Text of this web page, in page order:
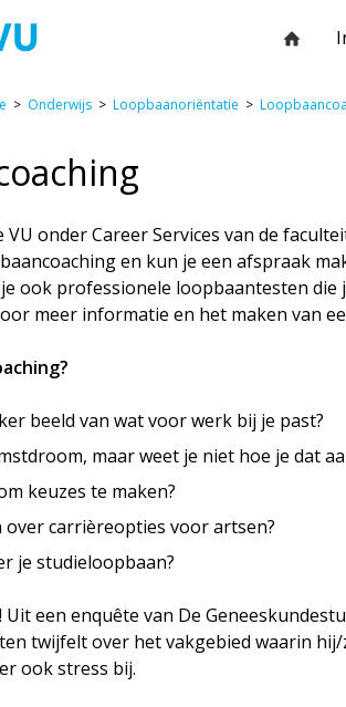
Onderwijs Loopbaanoriëntatie
VU onder Career Services van de
en kun je een afspraak
ook professionele loopbaantesten die
meer informatie en het maken van
beeld van wat voor werk bij je past?
maar weet je niet hoe je dat
keuzes te maken?
over carrièreopties voor artsen?
je studieloopbaan?
Uit een enquête van De
twijfelt over het vakgebied waarin
ook stress bij.